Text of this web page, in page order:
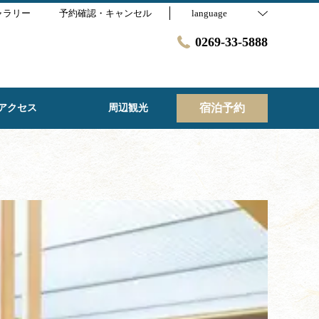
ラリー 予約確認・キャンセル language
0269-33-5888
クセス 周辺観光 宿泊予約